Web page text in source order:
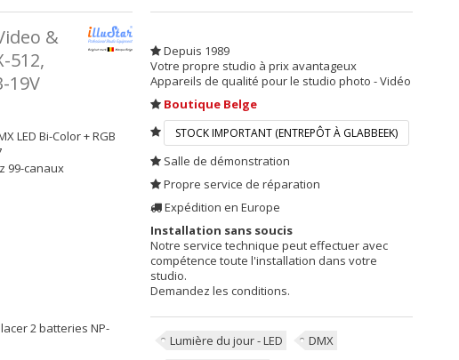
&
512,
19V
LED Bi-Color + RGB
99-canaux
2 batteries NP-
Depuis 1989
Votre propre studio à prix avantageux
Appareils de qualité pour le studio photo - Vidéo
Boutique Belge
STOCK IMPORTANT (ENTREPÔT À GLABBEEK)
Salle de démonstration
Propre service de réparation
Expédition en Europe
Installation sans soucis
Notre service technique peut effectuer avec
compétence toute l'installation dans votre
studio.
Demandez les conditions.
Lumière du jour - LED
DMX